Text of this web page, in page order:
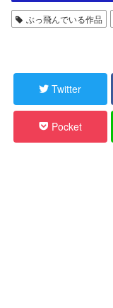
ぶっ飛んでいる作品
Twitter
Pocket